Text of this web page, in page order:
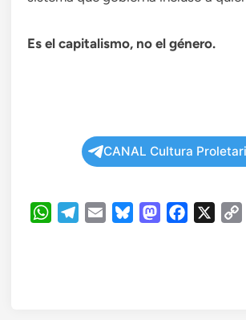
Es el capitalismo, no el género.
CANAL Cultura
WhatsAppTelegram
Email BlueskyMastodonFacebook